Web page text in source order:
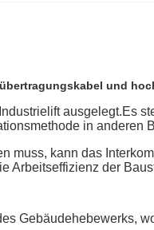
und
ausgelegt.Es
in anderen
muss, kann das
der
Gebäudehebewerks,